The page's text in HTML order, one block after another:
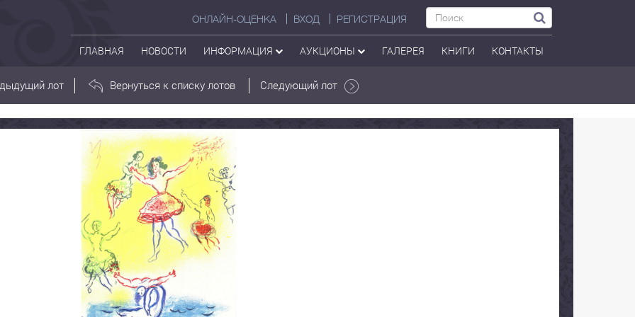
ОНЛАЙН-ОЦЕНКА ВХОД РЕГИСТРАЦИЯ
ГЛАВНАЯ НОВОСТИ ИНФОРМАЦИЯ АУКЦИОНЫ ГАЛЕРЕЯ КНИГИ КОНТАКТЫ
лот Вернуться к списку лотов Следующий лот